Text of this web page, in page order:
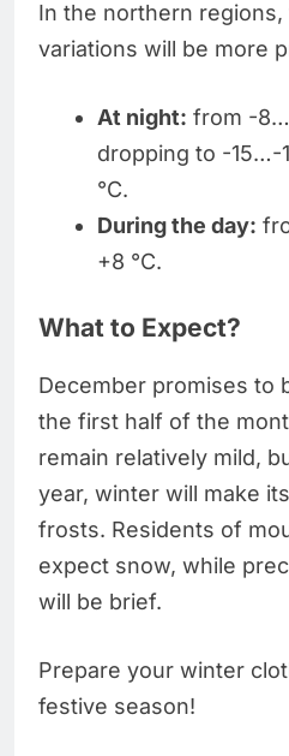
In the northern
variations will be more
At night: from -
dropping to -15…-
°C.
During the day:
+8 °C.
What to Expect?
December promises to
the first half of the
remain relatively mild,
year, winter will make
frosts. Residents of
expect snow, while
will be brief.
Prepare your winter
festive season!